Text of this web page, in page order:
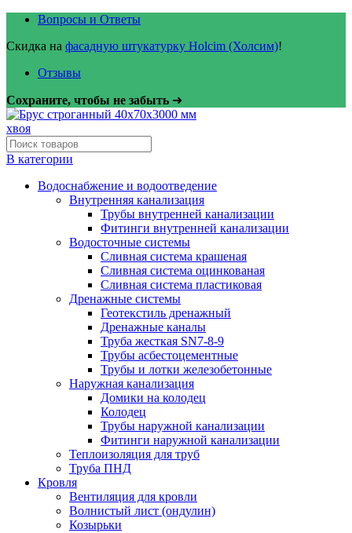
Вопросы и Ответы
Скидка на фасадную штукатурку Holcim (Холсим)!
Отзывы
Сохраните, чтобы не забыть ➜
В категории
Водоснабжение и водоотведение
Внутренняя канализация
Трубы внутренней канализации
Фитинги внутренней канализации
Водосточные системы
Сливная система крашеная
Сливная система оцинкованая
Сливная система пластиковая
Дренажные системы
Геотекстиль дренажный
Дренажные каналы
Труба жесткая SN7-8-9
Трубы асбестоцементные
Трубы и лотки железобетонные
Наружная канализация
Домики на колодец
Колодец
Трубы наружной канализации
Фитинги наружной канализации
Теплоизоляция для труб
Труба ПНД
Кровля
Вентиляция для кровли
Волнистый лист (ондулин)
Козырьки